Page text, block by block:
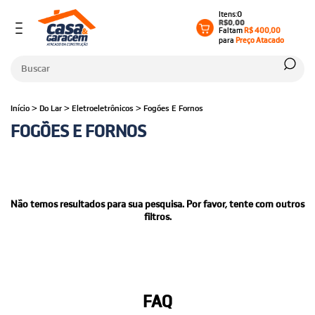
0
R$0,00
FaltamR$ 400,00
paraPreço Atacado
Início > Do Lar > Eletroeletrônicos > Fogões E Fornos
FOGÕES E FORNOS
Não temos resultados para sua pesquisa. Por favor, tente com outros
filtros.
FAQ